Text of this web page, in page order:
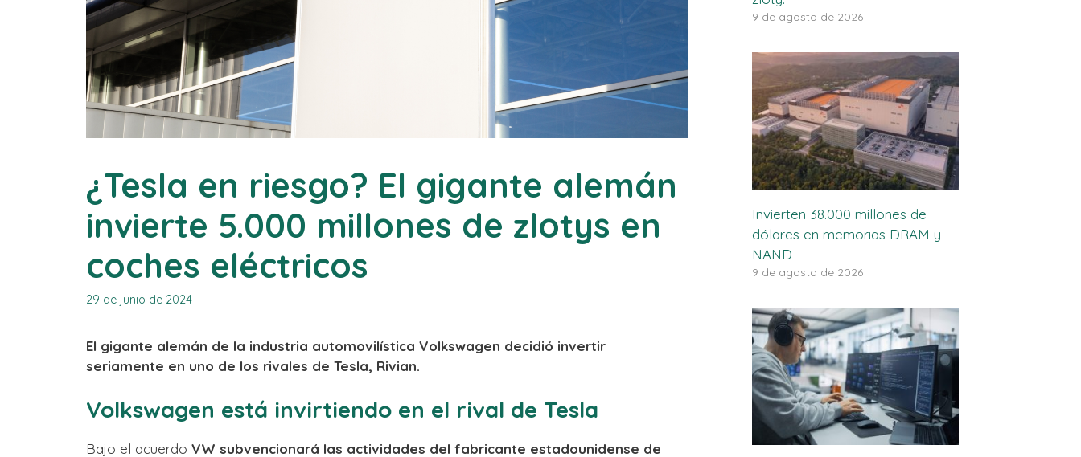
¿Tesla en riesgo? El gigante alemán
invierte 5.000 millones de zlotys en
coches eléctricos
29 de junio de 2024
El gigante alemán de la industria automovilística Volkswagen decidió invertir
seriamente en uno de los rivales de Tesla, Rivian.
Volkswagen está invirtiendo en el rival de Tesla
Bajo el acuerdo VW subvencionará las actividades del fabricante estadounidense de
9 de agosto de 2026
Invierten 38.000 millones de
dólares en memorias DRAM y
NAND
9 de agosto de 2026